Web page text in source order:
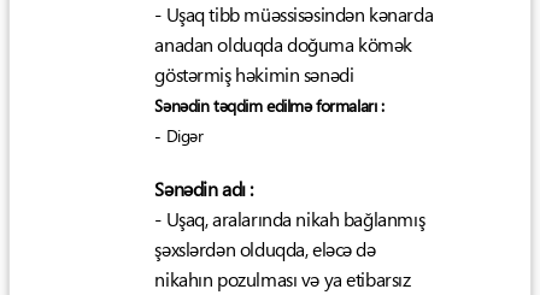
- Uşaq tibb müəssisəsindən kənarda
anadan olduqda doğuma kömək
göstərmiş həkimin sənədi
Sənədin təqdim edilmə formaları :
- Digər
Sənədin adı :
- Uşaq, aralarında nikah bağlanmış
şəxslərdən olduqda, eləcə də
nikahın pozulması və ya etibarsız